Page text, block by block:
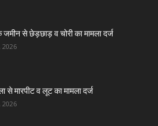
जमीन से छेड़छाड़ व चोरी का मामला दर्ज
2026
से मारपीट व लूट का मामला दर्ज
2026